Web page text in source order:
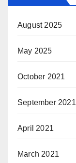
August 2025
May 2025
October 2021
September 2021
April 2021
March 2021